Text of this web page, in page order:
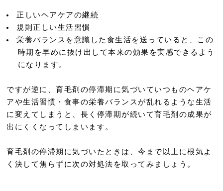
正しいヘアケアの継続
規則正しい生活習慣
栄養バランスを意識した食生活を送っていると、この
時期を早めに抜け出して本来の効果を実感できるよう
になります。
ですが逆に、育毛剤の停滞期に気づいていつものヘアケ
アや生活習慣・食事の栄養バランスが乱れるような生活
に変えてしまうと、長く停滞期が続いて育毛剤の成果が
出にくくなってしまいます。
育毛剤の停滞期に気づいたときは、今まで以上に根気よ
く決して焦らずに次の対処法を取ってみましょう。